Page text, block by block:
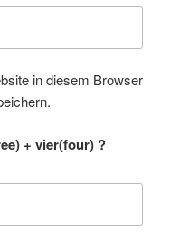
in diesem Browser
+ vier(four) ?